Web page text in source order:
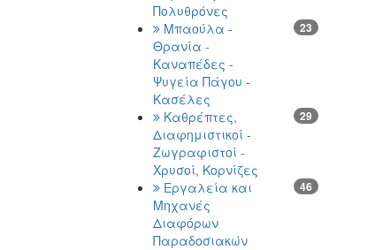
Πολυθρόνες
Μπαούλα -
Θρανία -
Καναπέδες -
Ψυγεία Πάγου -
Κασέλες
23
Καθρέπτες,
Διαφημιστικοί -
Ζωγραφιστοί -
Χρυσοί, Κορνίζες
29
Εργαλεία και
Μηχανές
Διαφόρων
Παραδοσιακών
46